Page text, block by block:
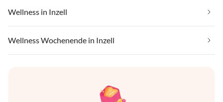
Wellness in Inzell
Wellness Wochenende in Inzell